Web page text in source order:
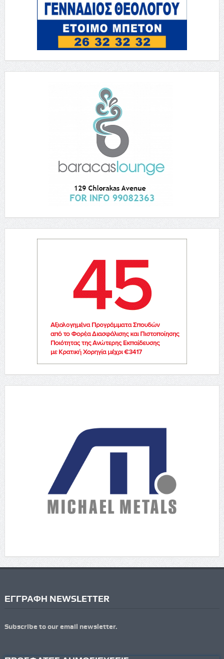
ΕΓΓΡΑΦΗ NEWSLETTER
Subscribe to our email newsletter.